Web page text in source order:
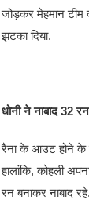
जोड़कर मेहमान टीम
झटका दिया.
धोनी ने नाबाद 32
रैना के आउट होने के
हालांकि, कोहली
रन बनाकर नाबाद